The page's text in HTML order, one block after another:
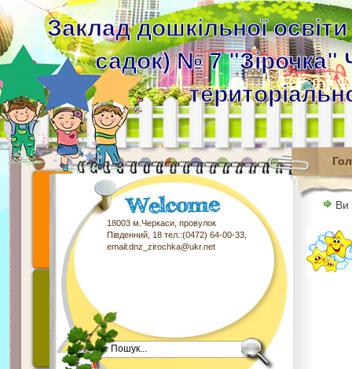
Заклад дошкільної
садок) № 7 "Зірочка"
18003 м.Черкаси, провулок
Південний, 18 тел.:(0472) 64-00-33,
email:dnz_zirochka@ukr.net
Ви